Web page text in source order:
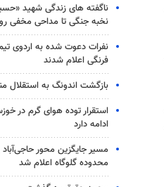
ناگفته های زندگی شهید
نخبه جنگی تا مداحی مخفی
نفرات دعوت شده به اردوی
فرنگی اعلام شدند
بازگشت اندونگ به استقلال
استقرار توده هوای گرم در
ادامه دارد
مسیر جایگزین محور
محدوده گلوگاه اعلام شد